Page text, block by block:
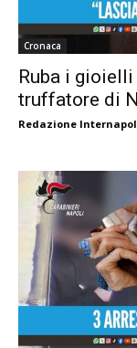
Cronaca
Ruba i gioielli
truffatore di
Redazione